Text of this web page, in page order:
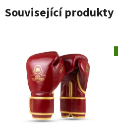
Související produkty